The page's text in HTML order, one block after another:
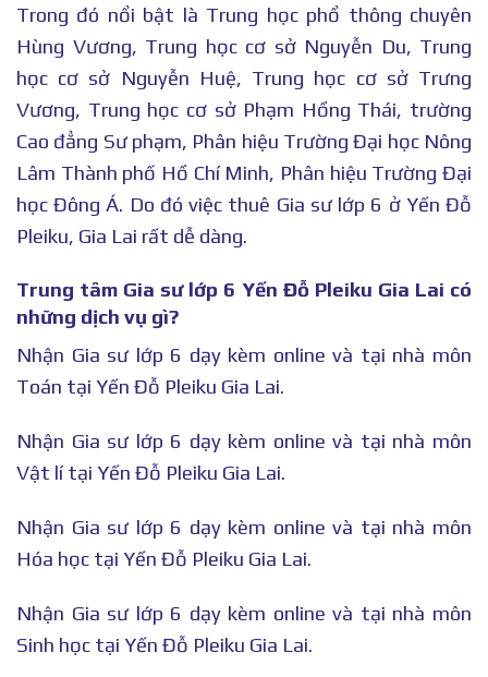
Trong đó nổi bật là Trung học phổ thông chuyên
Hùng Vương, Trung học cơ sở Nguyễn Du, Trung
học cơ sở Nguyễn Huệ, Trung học cơ sở Trưng
Vương, Trung học cơ sở Phạm Hồng Thái, trường
Cao đẳng Sư phạm, Phân hiệu Trường Đại học Nông
Lâm Thành phố Hồ Chí Minh, Phân hiệu Trường Đại
học Đông Á. Do đó việc thuê Gia sư lớp 6 ở Yến Đỗ
Pleiku, Gia Lai rất dễ dàng.
Trung tâm Gia sư lớp 6 Yến Đỗ Pleiku Gia Lai có
những dịch vụ gì?
Nhận Gia sư lớp 6 dạy kèm online và tại nhà môn
Toán tại Yến Đỗ Pleiku Gia Lai.
Nhận Gia sư lớp 6 dạy kèm online và tại nhà môn
Vật lí tại Yến Đỗ Pleiku Gia Lai.
Nhận Gia sư lớp 6 dạy kèm online và tại nhà môn
Hóa học tại Yến Đỗ Pleiku Gia Lai.
Nhận Gia sư lớp 6 dạy kèm online và tại nhà môn
Sinh học tại Yến Đỗ Pleiku Gia Lai.